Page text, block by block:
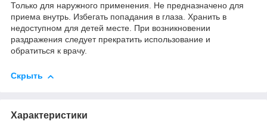
Только для наружного применения. Не предназначено для
приема внутрь. Избегать попадания в глаза. Хранить в
недоступном для детей месте. При возникновении
раздражения следует прекратить использование и
обратиться к врачу.
Скрыть
Характеристики